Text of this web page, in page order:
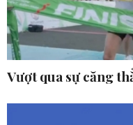
Vượt qua sự căng